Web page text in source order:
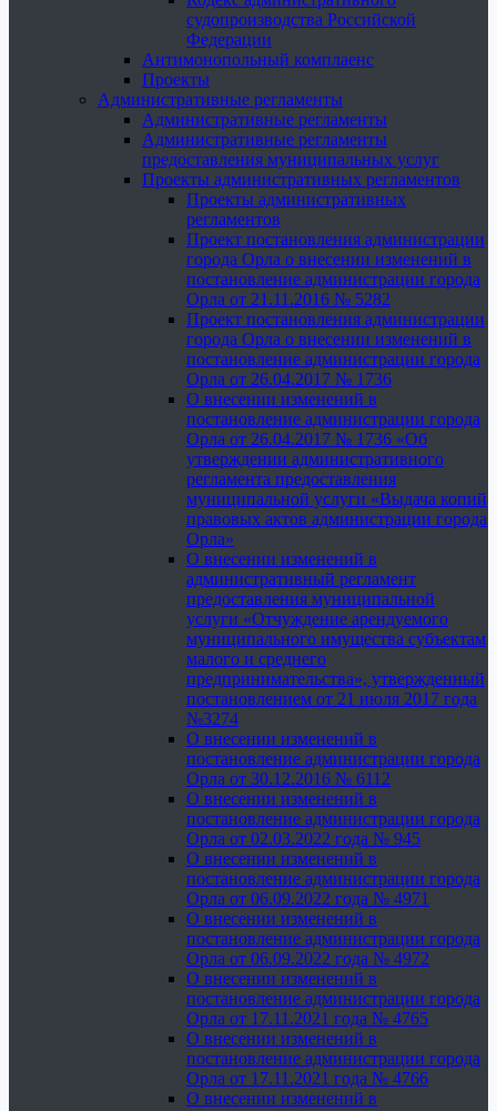
судопроизводства Российской
Федерации
Антимонопольный комплаенс
Проекты
Административные регламенты
Административные регламенты
Административные регламенты
предоставления муниципальных услуг
Проекты административных регламентов
Проекты административных
регламентов
Проект постановления администрации
города Орла о внесении изменений в
постановление администрации города
Орла от 21.11.2016 № 5282
Проект постановления администрации
города Орла о внесении изменений в
постановление администрации города
Орла от 26.04.2017 № 1736
О внесении изменений в
постановление администрации города
Орла от 26.04.2017 № 1736 «Об
утверждении административного
регламента предоставления
муниципальной услуги «Выдача копий
правовых актов администрации города
Орла»
О внесении изменений в
административный регламент
предоставления муниципальной
услуги «Отчуждение арендуемого
муниципального имущества субъектам
малого и среднего
предпринимательства», утвержденный
постановлением от 21 июля 2017 года
№3274
О внесении изменений в
постановление администрации города
Орла от 30.12.2016 № 6112
О внесении изменений в
постановление администрации города
Орла от 02.03.2022 года № 945
О внесении изменений в
постановление администрации города
Орла от 06.09.2022 года № 4971
О внесении изменений в
постановление администрации города
Орла от 06.09.2022 года № 4972
О внесении изменений в
постановление администрации города
Орла от 17.11.2021 года № 4765
О внесении изменений в
постановление администрации города
Орла от 17.11.2021 года № 4766
О внесении изменений в